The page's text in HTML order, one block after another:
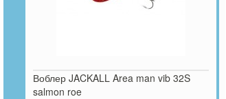
Воблер JACKALL Area man vib 32S
salmon roe